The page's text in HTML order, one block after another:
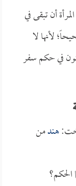
أن تبقى في
لأنها لا
في حكم سفر
هندمن
الحكم؟